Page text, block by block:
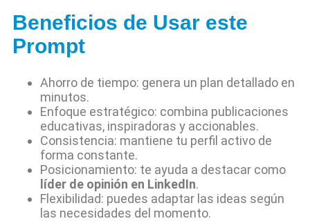
Beneficios de Usar este
Prompt
Ahorro de tiempo: genera un plan detallado en
minutos.
Enfoque estratégico: combina publicaciones
educativas, inspiradoras y accionables.
Consistencia: mantiene tu perfil activo de
forma constante.
Posicionamiento: te ayuda a destacar como
líder de opinión en LinkedIn.
Flexibilidad: puedes adaptar las ideas según
las necesidades del momento.